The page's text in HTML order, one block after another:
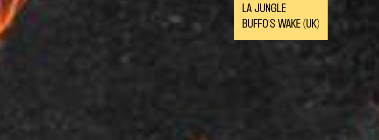
LA JUNGLE
BUFFO'S WAKE (UK)